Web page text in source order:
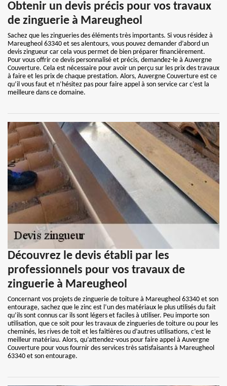
Obtenir un devis précis pour vos travaux
de zinguerie à Mareugheol
Sachez que les zingueries des éléments très importants. Si vous résidez à
Mareugheol 63340 et ses alentours, vous pouvez demander d’abord un
devis zingueur car cela vous permet de bien préparer financièrement.
Pour vous offrir ce devis personnalisé et précis, demandez-le à Auvergne
Couverture. Cela est nécessaire pour avoir un perçu sur les prix des travaux
à faire et les prix de chaque prestation. Alors, Auvergne Couverture est ce
qu’il vous faut et n’hésitez pas pour faire appel à son service car c’est la
meilleure dans ce domaine.
Découvrez le devis établi par les
professionnels pour vos travaux de
zinguerie à Mareugheol
Concernant vos projets de zinguerie de toiture à Mareugheol 63340 et son
entourage, sachez que le zinc est l’un des matériaux le plus utilisés du fait
qu’ils sont connus car ils sont légers et faciles à utiliser. Peu importe son
utilisation, que ce soit pour les travaux de zingueries de toiture ou pour les
cheminés, les rives de toit et les faîtières ou d’autres utilisations, c’est le
meilleur matériau. Alors, qu’attendez-vous pour faire appel à Auvergne
Couverture pour vous fournir des services très satisfaisants à Mareugheol
63340 et son entourage.